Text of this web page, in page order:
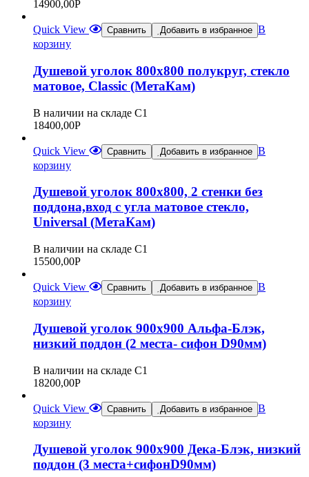
14900,00Р
Quick View Сравнить Добавить в избранное В
корзину
Душевой уголок 800х800 полукруг, стекло
матовое, Classic (МетаКам)
В наличии на складе С1
18400,00Р
Quick View Сравнить Добавить в избранное В
корзину
Душевой уголок 800х800, 2 стенки без
поддона,вход с угла матовое стекло,
Universal (МетаКам)
В наличии на складе С1
15500,00Р
Quick View Сравнить Добавить в избранное В
корзину
Душевой уголок 900х900 Альфа-Блэк,
низкий поддон (2 места- сифон D90мм)
В наличии на складе С1
18200,00Р
Quick View Сравнить Добавить в избранное В
корзину
Душевой уголок 900х900 Дека-Блэк, низкий
поддон (3 места+сифонD90мм)